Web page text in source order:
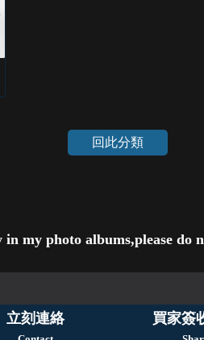
回此分類
my photo albums,please do
立刻連絡 買家簽